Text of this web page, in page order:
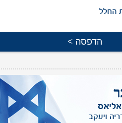
החלל
שמופיעה באתר, ניתן לפנות אלינו
אליאס
ויעקב